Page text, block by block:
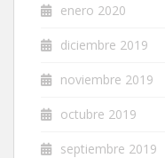
enero 2020
diciembre 2019
noviembre 2019
octubre 2019
septiembre 2019